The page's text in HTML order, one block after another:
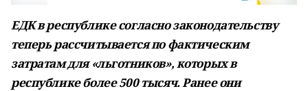
ЕДК в республике согласно законодательству
теперь рассчитывается по фактическим
затратам для «льготников», которых в
республике более 500 тысяч. Ранее они